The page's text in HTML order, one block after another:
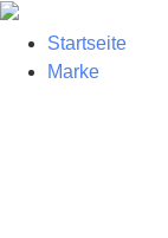
Startseite
Marke